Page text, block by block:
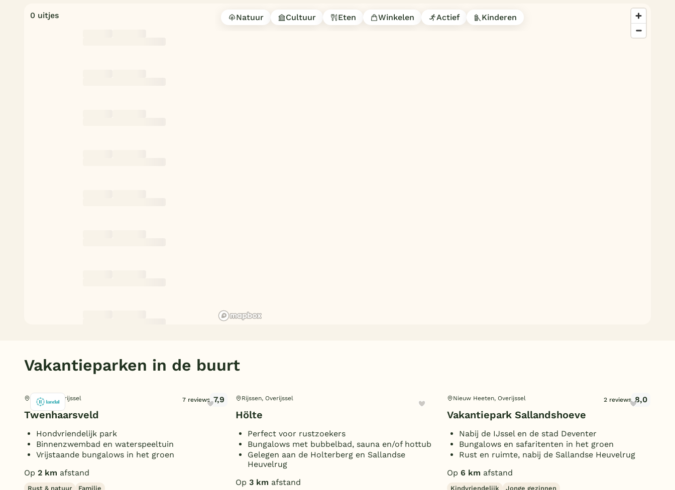
0 uitjes Natuur Cultuur Eten Winkelen Actief Kinderen
Vakantieparken in de buurt
Holten, Overijssel 7 reviews 7,9
Twenhaarsveld
Hondvriendelijk park
Binnenzwembad en waterspeeltuin
Vrijstaande bungalows in het groen
Op 2 km afstand
Rust & natuur Familie
Rijssen, Overijssel
Hölte
Perfect voor rustzoekers
Bungalows met bubbelbad, sauna en/of hottub
Gelegen aan de Holterberg en Sallandse
Heuvelrug
Op 3 km afstand
Nieuw Heeten, Overijssel 2 reviews 8,0
Vakantiepark Sallandshoeve
Nabij de IJssel en de stad Deventer
Bungalows en safaritenten in het groen
Rust en ruimte, nabij de Sallandse Heuvelrug
Op 6 km afstand
Kindvriendelijk Jonge gezinnen